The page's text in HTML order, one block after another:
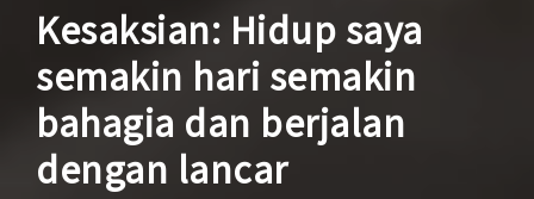
Kesaksian: Hidup saya
semakin hari semakin
bahagia dan berjalan
dengan lancar